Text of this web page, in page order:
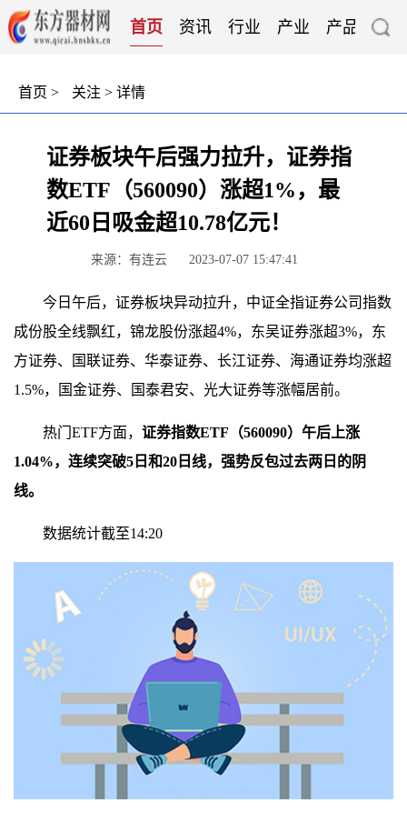
首页 资讯 行业 产业 产品 技术
首页 > 关注 > 详情
证券板块午后强力拉升，证券指
数ETF（560090）涨超1%，最
近60日吸金超10.78亿元！
来源：有连云 2023-07-07 15:47:41
今日午后，证券板块异动拉升，中证全指证券公司指数
成份股全线飘红，锦龙股份涨超4%，东吴证券涨超3%，东
方证券、国联证券、华泰证券、长江证券、海通证券均涨超
1.5%，国金证券、国泰君安、光大证券等涨幅居前。
热门ETF方面， 证券指数ETF（560090）午后上涨
1.04%，连续突破5日和20日线，强势反包过去两日的阴
线。
数据统计截至14:20